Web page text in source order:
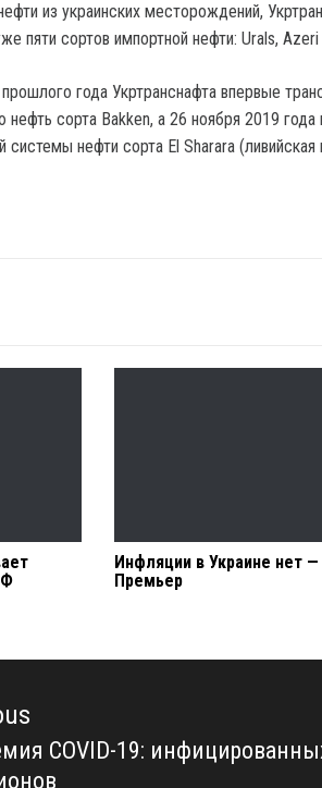
из украинских месторождений,
пяти сортов импортной нефти: Urals,
года Укртранснафта впервые
сорта Bakken, а 26 ноября 2019
системы нефти сорта El Sharara (ливийская
Инфляции в Украине нет —
Премьер
COVID-19: